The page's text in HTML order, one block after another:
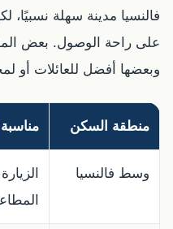
فالنسيا مدينة سهلة نسبيًا،
على راحة الوصول. بعض
وبعضها أفضل للعائلات أو
منطقة السكن
وسط فالنسيا